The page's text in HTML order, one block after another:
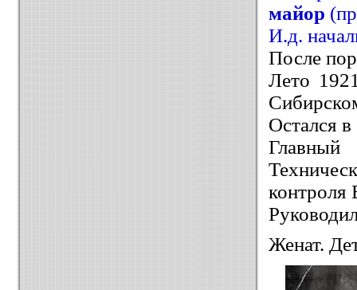
майор
И.д.
После
Лето
Остался
Главный
контроля
Женат.